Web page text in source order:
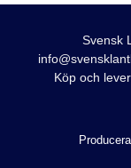
Svensk
Köp och